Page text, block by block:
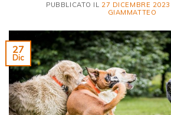
PUBBLICATO IL 27 DICEMBRE 2023
GIAMMATTEO
27
Dic